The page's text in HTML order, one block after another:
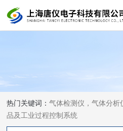
热门关键词：气体检测仪，气体分析
品及工业过程控制系统